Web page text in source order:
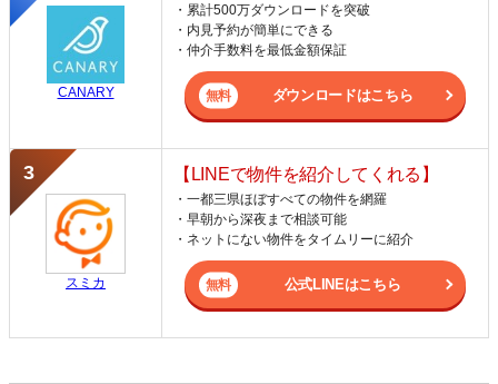
CANARY
・累計500万ダウンロードを突破
・内見予約が簡単にできる
・仲介手数料を最低金額保証
ダウンロードはこちら
スミカ
【LINEで物件を紹介してくれる】
・一都三県ほぼすべての物件を網羅
・早朝から深夜まで相談可能
・ネットにない物件をタイムリーに紹介
公式LINEはこちら